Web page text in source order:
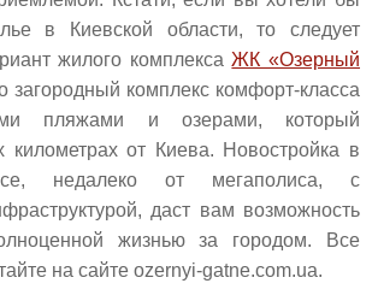
в Киевской области, то следует
жилого комплексаЖК «Озерный
загородный комплекс комфорт-класса
пляжами и озерами, который
километрах от Киева. Новостройка в
недалеко от мегаполиса, с
даст вам возможность
жизнью за городом. Все
на сайте ozernyi-gatne.com.ua.